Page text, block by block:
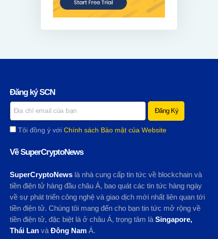
Đăng ký SCN
Tôi đồng ý với Chính sách Bảo mật của Website
Về SuperCryptoNews
SuperCryptoNews là nhà cung cấp tin tức về blockchain và
tiền điện tử hàng đầu châu Á, bao quát các tin tức hàng ngày
về sự phát triển công nghệ và giao dịch mới nhất liên quan tới
tiền điện tử. Chúng tôi mang đến cho bạn tin tức mở rộng về
tiền điện tử, đặc biệt là ở châu Á, trọng tâm là Singapore,
Thái Lan và Đông Nam Á.